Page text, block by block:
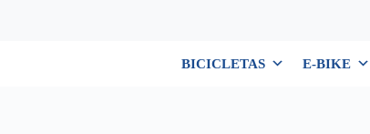
BICICLETAS E-BIKE